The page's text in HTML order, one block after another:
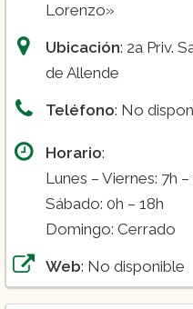
Lorenzo»
Ubicación: 2a Priv.
de Allende
Teléfono: No
Horario:
Lunes – Viernes: 7h –
Sábado: 0h – 18h
Domingo: Cerrado
Web: No disponible